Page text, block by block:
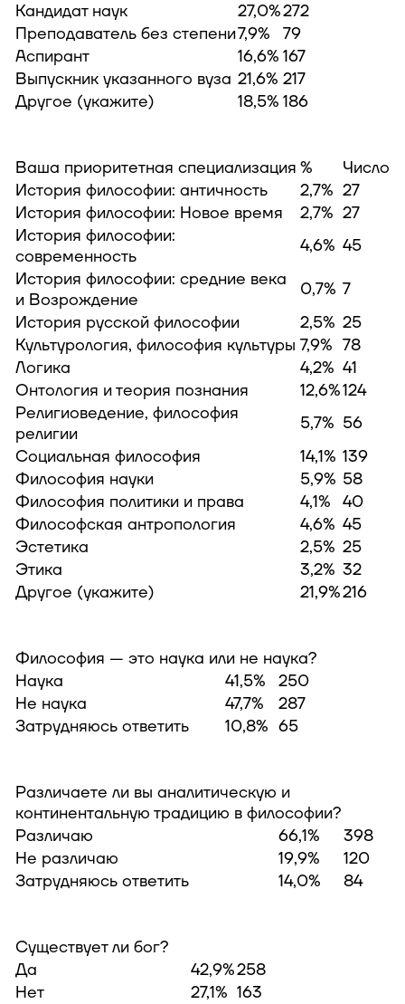
Кандидат наук
27,0%272
Преподаватель без степени7,9%
79
Аспирант
16,6% 167
Выпускник указанного вуза 21,6% 217
Другое (укажите)
18,5% 186
Ваша приоритетная специализация %
Число
История философии: античность
2,7% 27
История философии: Новое время
2,7% 27
История философии:
современность
4,6% 45
История философии: средние века
и Возрождение
0,7% 7
История русской философии
2,5% 25
Культурология, философия культуры 7,9% 78
Логика
4,2% 41
Онтология и теория познания
12,6%124
Религиоведение, философия
религии
5,7% 56
Социальная философия
14,1% 139
Философия науки
5,9% 58
Философия политики и права
4,1%
40
Философская антропология
4,6% 45
Эстетика
2,5% 25
Этика
3,2% 32
Другое (укажите)
21,9%216
Философия — это наука или не наука?
Наука
41,5%
250
Не наука
47,7%
287
Затрудняюсь ответить
10,8% 65
Различаете ли вы аналитическую и
континентальную традицию в философии?
Различаю
66,1%
398
Не различаю
19,9%
120
Затрудняюсь ответить
14,0% 84
Существует ли бог?
Да
42,9%258
Нет
27,1% 163